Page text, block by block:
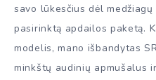
savo lūkesčius dėl
pasirinktą apdailos paketą.
modelis, mano išbandytas
minkštų audinių apmušalus